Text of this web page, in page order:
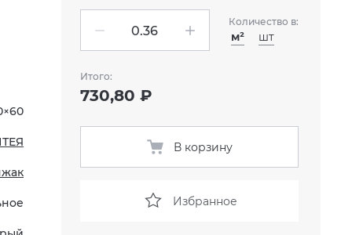
Количество в:
м² шт
Итого:
730,80 ₽
В корзину
Избранное